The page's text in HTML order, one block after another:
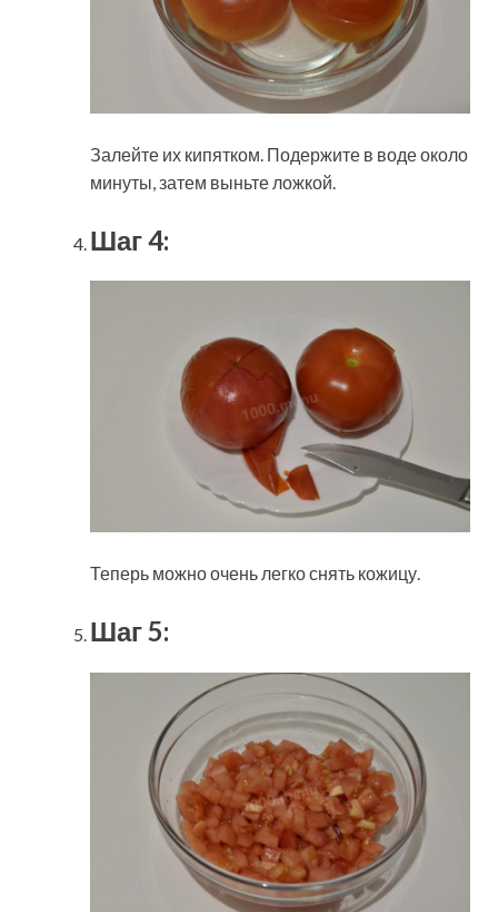
Залейте их кипятком. Подержите в воде около
минуты, затем выньте ложкой.
Шаг 4:
Теперь можно очень легко снять кожицу.
Шаг 5: